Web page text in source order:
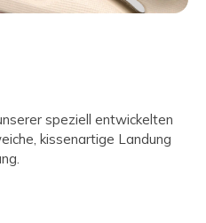
speziell entwickelten
kissenartige Landung